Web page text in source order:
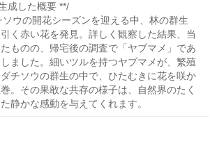
成した概要 **/
ウの開花シーズンを迎える中、林の群生
く赤い花を発見。詳しく観察した結果、当
ものの、帰宅後の調査で「ヤブマメ」であ
ました。細いツルを持つヤブマメが、繁殖
チソウの群生の中で、ひたむきに花を咲か
。その果敢な共存の様子は、自然界のたく
静かな感動を与えてくれます。